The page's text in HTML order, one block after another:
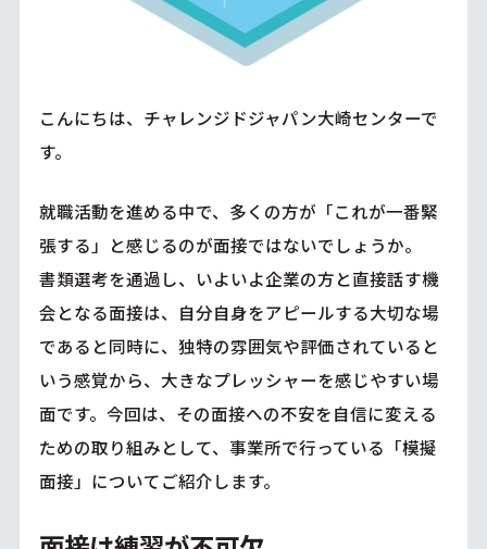
こんにちは、チャレンジドジャパン大崎センターで
す。
就職活動を進める中で、多くの方が「これが一番緊
張する」と感じるのが面接ではないでしょうか。
書類選考を通過し、いよいよ企業の方と直接話す機
会となる面接は、自分自身をアピールする大切な場
であると同時に、独特の雰囲気や評価されていると
いう感覚から、大きなプレッシャーを感じやすい場
面です。今回は、その面接への不安を自信に変える
ための取り組みとして、事業所で行っている「模擬
面接」についてご紹介します。